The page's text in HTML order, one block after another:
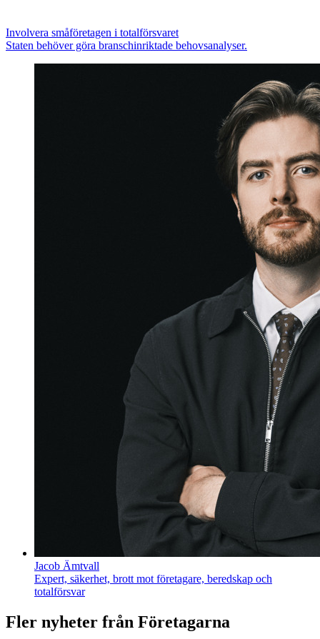
Involvera småföretagen i totalförsvaret
Staten behöver göra branschinriktade behovsanalyser.
Jacob Ämtvall
Expert, säkerhet, brott mot företagare, beredskap och
totalförsvar
Fler nyheter från Företagarna